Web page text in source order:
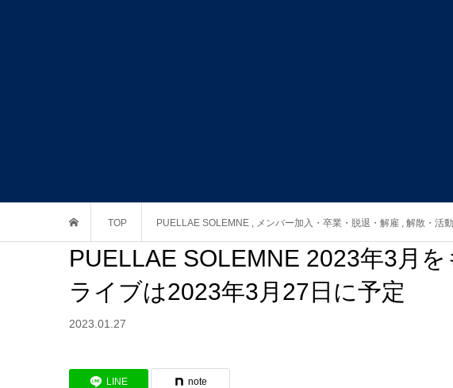
TOP PUELLAE SOLEMNE , メンバー加入・卒業・脱退・解雇 , 解散・活
PUELLAE SOLEMNE 2023年3月
ライブは2023年3月27日に予定
2023.01.27
LINE note